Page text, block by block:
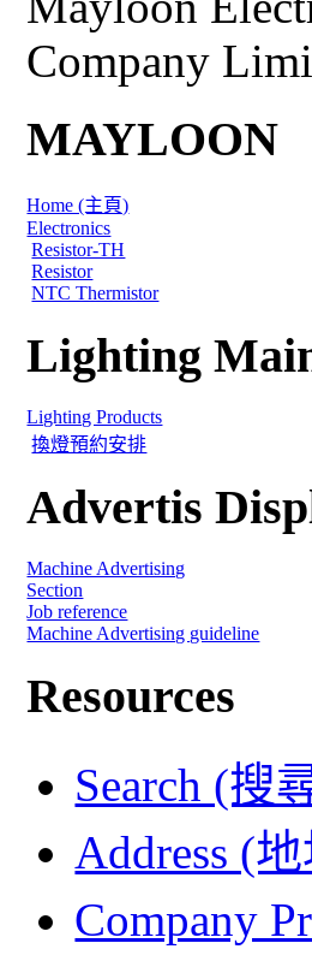
Company
MAYLOON
Home (主頁)
Electronics
Resistor-TH
Resistor
NTC Thermistor
Lighting
Lighting Products
換燈預約安排
Advertis
Machine Advertising
Section
Job reference
Machine Advertising guideline
Resources
Search (搜
Address (
Company